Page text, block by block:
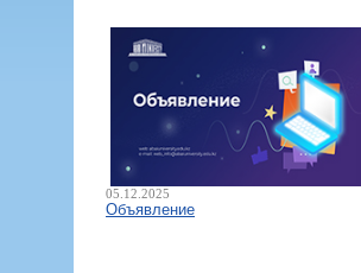
05.12.2025
Объявление